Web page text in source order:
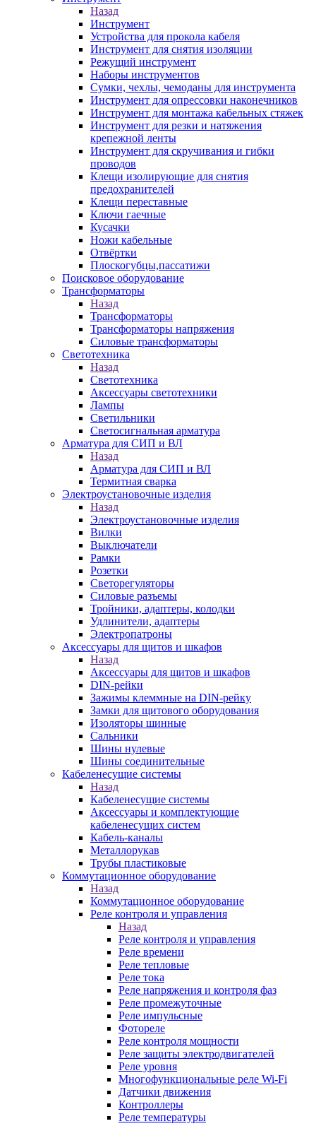
Назад
Инструмент
Устройства для прокола кабеля
Инструмент для снятия изоляции
Режущий инструмент
Наборы инструментов
Сумки, чехлы, чемоданы для инструмента
Инструмент для опрессовки наконечников
Инструмент для монтажа кабельных стяжек
Инструмент для резки и натяжения
крепежной ленты
Инструмент для скручивания и гибки
проводов
Клещи изолирующие для снятия
предохранителей
Клещи переставные
Ключи гаечные
Кусачки
Ножи кабельные
Отвёртки
Плоскогубцы,пассатижи
Поисковое оборудование
Трансформаторы
Назад
Трансформаторы
Трансформаторы напряжения
Силовые трансформаторы
Светотехника
Назад
Светотехника
Аксессуары светотехники
Лампы
Светильники
Светосигнальная арматура
Арматура для СИП и ВЛ
Назад
Арматура для СИП и ВЛ
Термитная сварка
Электроустановочные изделия
Назад
Электроустановочные изделия
Вилки
Выключатели
Рамки
Розетки
Светорегуляторы
Силовые разъемы
Тройники, адаптеры, колодки
Удлинители, адаптеры
Электропатроны
Аксессуары для щитов и шкафов
Назад
Аксессуары для щитов и шкафов
DIN-рейки
Зажимы клеммные на DIN-рейку
Замки для щитового оборудования
Изоляторы шинные
Сальники
Шины нулевые
Шины соединительные
Кабеленесущие системы
Назад
Кабеленесущие системы
Аксессуары и комплектующие
кабеленесущих систем
Кабель-каналы
Металлорукав
Трубы пластиковые
Коммутационное оборудование
Назад
Коммутационное оборудование
Реле контроля и управления
Назад
Реле контроля и управления
Реле времени
Реле тепловые
Реле тока
Реле напряжения и контроля фаз
Реле промежуточные
Реле импульсные
Фотореле
Реле контроля мощности
Реле защиты электродвигателей
Реле уровня
Многофункциональные реле Wi-Fi
Датчики движения
Контроллеры
Реле температуры